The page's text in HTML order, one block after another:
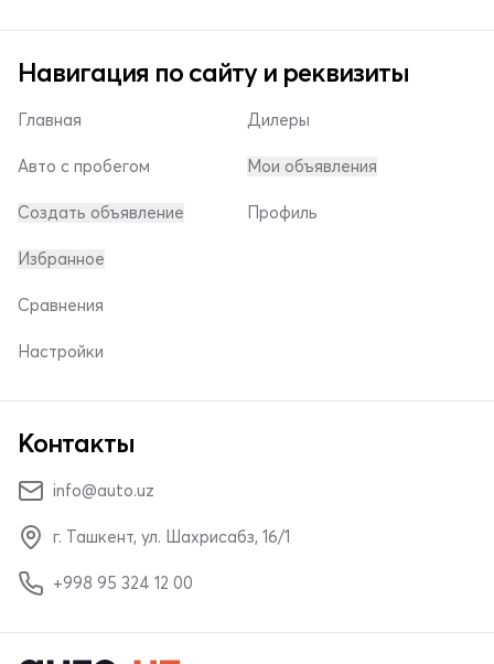
Навигация по сайту и реквизиты
Главная
Авто с пробегом
Создать объявление
Дилеры
Мои объявления
Профиль
Избранное
Сравнения
Настройки
Контакты
info@auto.uz
г. Ташкент, ул. Шахрисабз, 16/1
+998 95 324 12 00